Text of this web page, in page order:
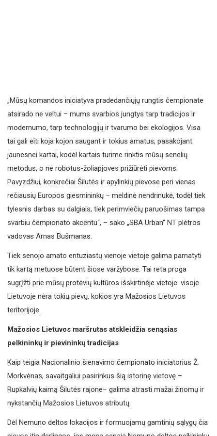
„Mūsų komandos iniciatyva pradedančiųjų rungtis čempionate
atsirado ne veltui – mums svarbios jungtys tarp tradicijos ir
modernumo, tarp technologijų ir tvarumo bei ekologijos. Visa
tai gali eiti koja kojon saugant ir tokius amatus, pasakojant
jaunesnei kartai, kodėl kartais turime rinktis mūsų senelių
metodus, o ne robotus-žoliapjoves prižiūrėti pievoms.
Pavyzdžiui, konkrečiai Šilutės ir apylinkių pievose peri vienas
rečiausių Europos giesmininkų – meldinė nendrinukė, todėl tiek
tylesnis darbas su dalgiais, tiek perimviečių paruošimas tampa
svarbiu čempionato akcentu“, – sako „SBA Urban“ NT plėtros
vadovas Arnas Bušmanas.
Tiek senojo amato entuziastų vienoje vietoje galima pamatyti
tik kartą metuose būtent šiose varžybose. Tai reta proga
sugrįžti prie mūsų protėvių kultūros išskirtinėje vietoje: visoje
Lietuvoje nėra tokių pievų, kokios yra Mažosios Lietuvos
teritorijoje.
Mažosios Lietuvos maršrutas atskleidžia senąsias
pelkininkų ir pievininkų tradicijas
Kaip teigia Nacionalinio šienavimo čempionato iniciatorius Ž.
Morkvėnas, savaitgaliui pasirinkus šią istorinę vietovę –
Rupkalvių kaimą Šilutės rajone– galima atrasti mažai žinomų ir
nykstančių Mažosios Lietuvos atributų.
Dėl Nemuno deltos lokacijos ir formuojamų gamtinių sąlygų čia